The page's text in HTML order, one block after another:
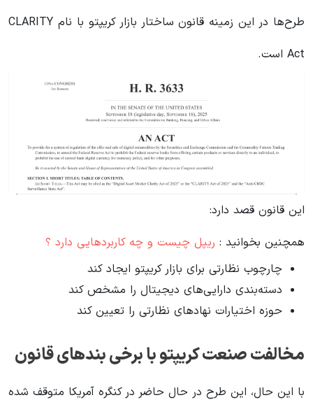
طرح‌ها در این زمینه قانون ساختار بازار کریپتو با نام CLARITY
Act است.
این قانون قصد دارد:
همچنین بخوانید : ریپل چیست و چه کاربردهایی دارد ؟
چارچوب نظارتی برای بازار کریپتو ایجاد کند
دسته‌بندی دارایی‌های دیجیتال را مشخص کند
حوزه اختیارات نهادهای نظارتی را تعیین کند
مخالفت صنعت کریپتو با برخی بندهای قانون
با این حال، این طرح در حال حاضر در کنگره آمریکا متوقف شده